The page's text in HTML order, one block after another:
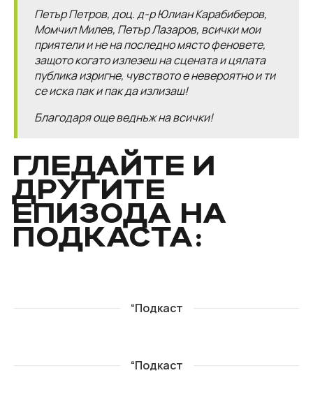
Петър Петров, доц. д-р Юлиан Карабиберов,
Момчил Милев, Петър Лазаров, всички мои
приятели и не на последно място феновете,
защото когато излезеш на сцената и цялата
публика изригне, чувството е невероятно и ти
се иска пак и пак да излизаш!
Благодаря още веднъж на всички!
ГЛЕДАЙТЕ И
ДРУГИТЕ
ЕПИЗОДА НА
ПОДКАСТА:
“Подкаст
“Подкаст